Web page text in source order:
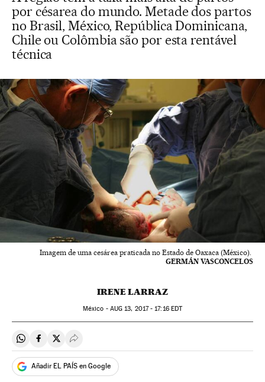
por césarea do mundo. Metade dos partos
no Brasil, México, República Dominicana,
Chile ou Colômbia são por esta rentável
técnica
Imagem de uma cesárea praticada no Estado de Oaxaca (México).
GERMÁN VASCONCELOS
IRENE LARRAZ
México - AUG 13, 2017 - 17:16EDT
Compartir en Whatsapp
Compartir en Facebook
Compartir en Twitter
Desplegar Redes Sociales
Añadir EL PAÍS en Google